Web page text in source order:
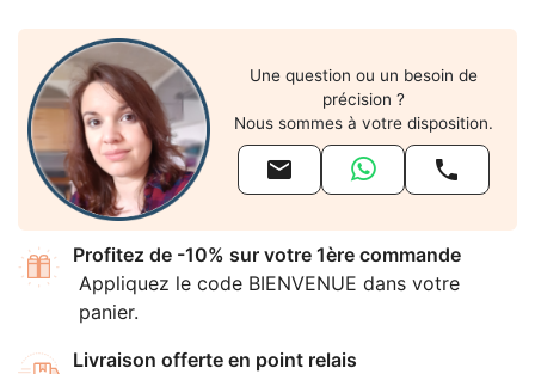
Une question ou un besoin de
précision ?
Nous sommes à votre disposition.
 
Profitez de -10% sur votre 1ère commande
Appliquez le code BIENVENUE dans votre
panier.
Livraison offerte en point relais